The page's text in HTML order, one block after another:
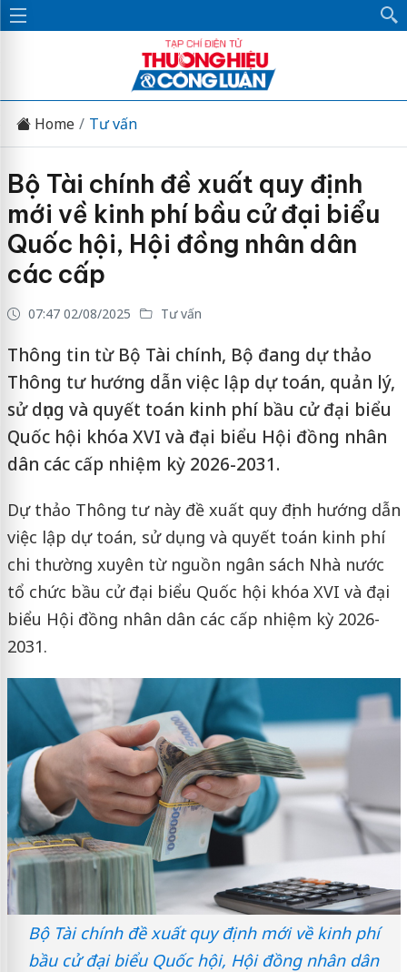
Home Tư vấn
Bộ Tài chính đề xuất quy định
mới về kinh phí bầu cử đại biểu
Quốc hội, Hội đồng nhân dân
các cấp
07:47 02/08/2025 Tư vấn
Thông tin từ Bộ Tài chính, Bộ đang dự thảo
Thông tư hướng dẫn việc lập dự toán, quản lý,
sử dụng và quyết toán kinh phí bầu cử đại biểu
Quốc hội khóa XVI và đại biểu Hội đồng nhân
dân các cấp nhiệm kỳ 2026-2031.
Dự thảo Thông tư này đề xuất quy định hướng dẫn
việc lập dự toán, sử dụng và quyết toán kinh phí
chi thường xuyên từ nguồn ngân sách Nhà nước
tổ chức bầu cử đại biểu Quốc hội khóa XVI và đại
biểu Hội đồng nhân dân các cấp nhiệm kỳ 2026-
2031.
Bộ Tài chính đề xuất quy định mới về kinh phí
bầu cử đại biểu Quốc hội, Hội đồng nhân dân